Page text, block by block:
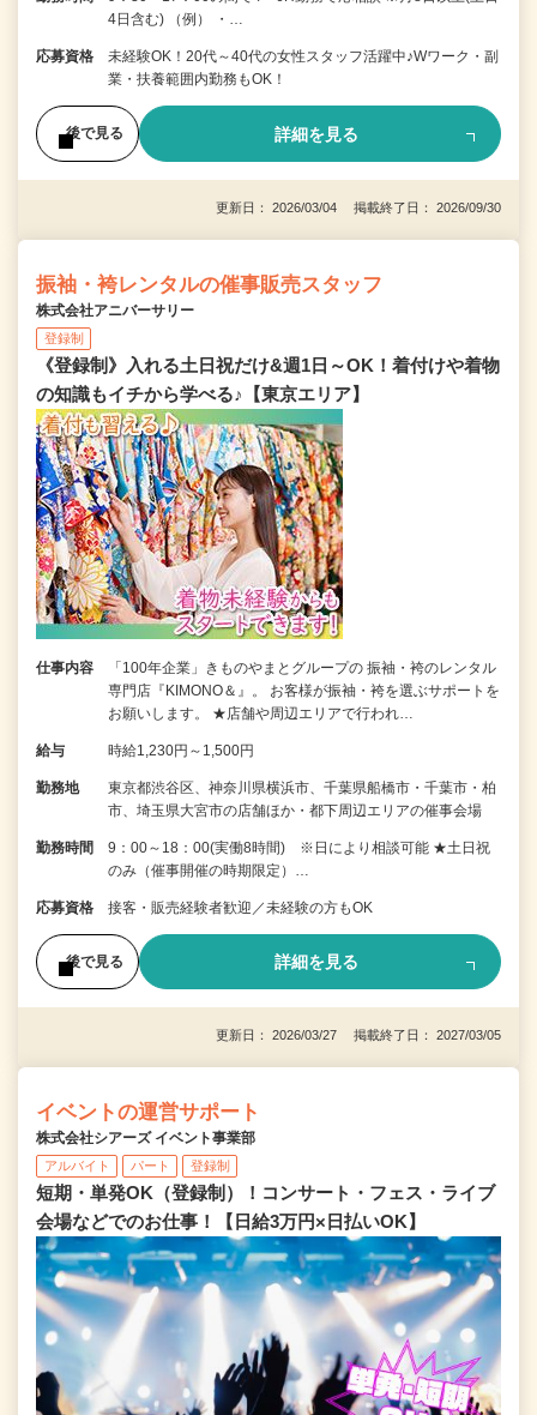
4日含む) （例） ・…
応募資格
未経験OK！20代～40代の女性スタッフ活躍中♪Wワーク・副
業・扶養範囲内勤務もOK！
後で見る 詳細を見る
更新日： 2026/03/04 掲載終了日： 2026/09/30
振袖・袴レンタルの催事販売スタッフ
株式会社アニバーサリー
登録制
《登録制》入れる土日祝だけ&週1日～OK！着付けや着物
の知識もイチから学べる♪【東京エリア】
仕事内容
「100年企業」きものやまとグループの 振袖・袴のレンタル
専門店『KIMONO＆』。 お客様が振袖・袴を選ぶサポートを
お願いします。 ★店舗や周辺エリアで行われ…
給与 時給1,230円～1,500円
勤務地
東京都渋谷区、神奈川県横浜市、千葉県船橋市・千葉市・柏
市、埼玉県大宮市の店舗ほか・都下周辺エリアの催事会場
勤務時間
9：00～18：00(実働8時間) ※日により相談可能 ★土日祝
のみ（催事開催の時期限定）…
応募資格 接客・販売経験者歓迎／未経験の方もOK
後で見る 詳細を見る
更新日： 2026/03/27 掲載終了日： 2027/03/05
イベントの運営サポート
株式会社シアーズ イベント事業部
アルバイト パート 登録制
短期・単発OK（登録制）！コンサート・フェス・ライブ
会場などでのお仕事！【日給3万円×日払いOK】